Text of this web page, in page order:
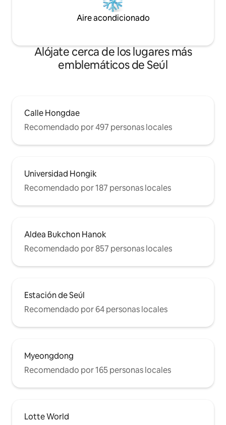
están cerca, y Se conecta a cualquier
lugar de Seúl desde la parada de autobús
bienvenida. En Buam-dong, tu propio
Aire acondicionado
Alójate cerca de los lugares más
emblemáticos de Seúl
Calle Hongdae
Recomendado por 497 personas locales
Universidad Hongik
Recomendado por 187 personas locales
Aldea Bukchon Hanok
Recomendado por 857 personas locales
Estación de Seúl
Recomendado por 64 personas locales
Myeongdong
Recomendado por 165 personas locales
Lotte World